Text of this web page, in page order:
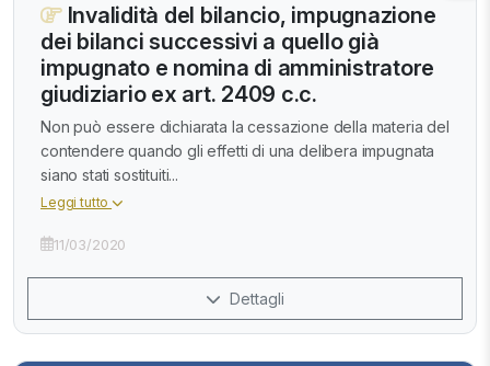
Invalidità del bilancio, impugnazione
dei bilanci successivi a quello già
impugnato e nomina di amministratore
giudiziario ex art. 2409 c.c.
Non può essere dichiarata la cessazione della materia del
contendere quando gli effetti di una delibera impugnata
siano stati sostituiti...
Leggi tutto
11/03/2020
Dettagli